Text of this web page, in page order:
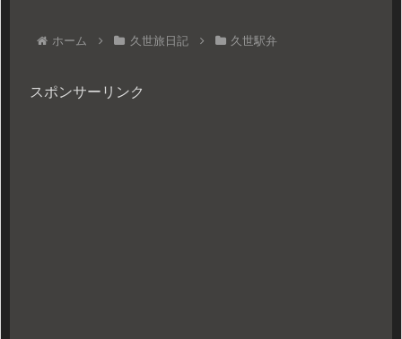
ホーム 久世旅日記 久世駅弁
スポンサーリンク